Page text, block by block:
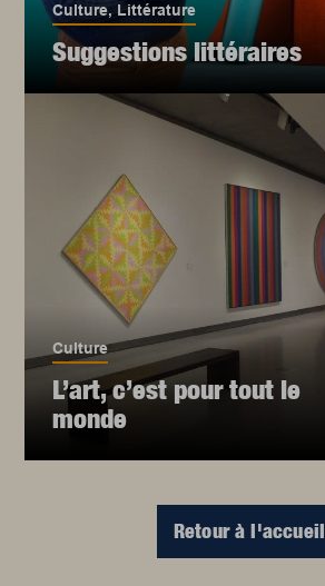
Culture, Littérature
Suggestions littéraires
Culture
L’art, c’est pour tout le
monde
Retour à l'accueil